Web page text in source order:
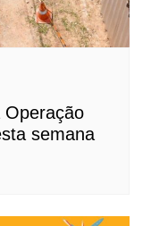
Operação
semana